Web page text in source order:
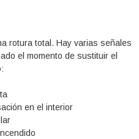
rotura total. Hay varias señales
el momento de sustituir el
en el interior